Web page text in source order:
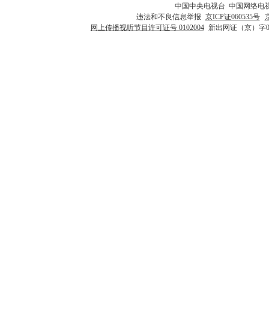
中国中央电视台 中国网络电
违法和不良信息举报 京ICP证060535号
网上传播视听节目许可证号 0102004 新出网证（京）